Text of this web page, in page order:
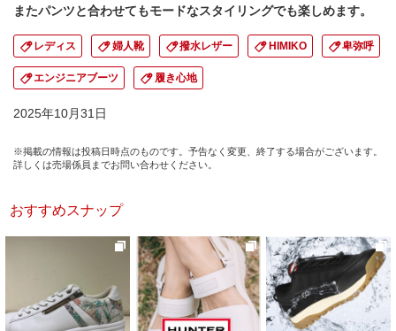
またパンツと合わせてもモードなスタイリングでも楽しめます。
レディス 婦人靴 撥水レザー HIMIKO 卑弥呼
エンジニアブーツ 履き心地
2025年10月31日
※掲載の情報は投稿日時点のものです。予告なく変更、終了する場合がございます。
詳しくは売場係員までお問い合わせください。
おすすめスナップ